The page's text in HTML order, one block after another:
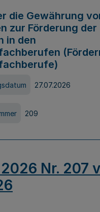
die Gewährung
zur Förderung der
in den
27.07.2026
209
Nr. 207